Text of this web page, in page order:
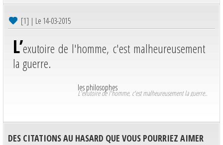
[1] | Le 14-03-2015
L’exutoire de l'homme, c'est malheureusement
la guerre.
les philosophes
L'exutoire de l'homme, c'est malheureusement la guerre..
DES CITATIONS AU HASARD QUE VOUS POURRIEZ AIMER